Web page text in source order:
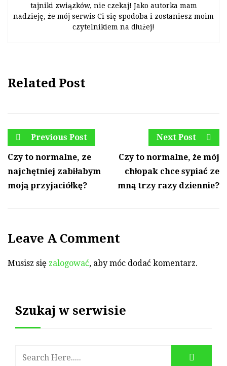
tajniki związków, nie czekaj! Jako autorka mam
nadzieję, że mój serwis Ci się spodoba i zostaniesz moim
czytelnikiem na dłużej!
Related Post
Previous Post
Czy to normalne, ze
najchętniej zabiłabym
moją przyjaciółkę?
Next Post
Czy to normalne, że mój
chłopak chce sypiać ze
mną trzy razy dziennie?
Leave A Comment
Musisz się zalogować, aby móc dodać komentarz.
Szukaj w serwisie